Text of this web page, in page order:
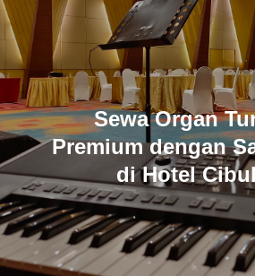
Sewa Organ
Premium dengan
di Hotel